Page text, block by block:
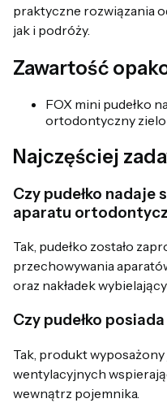
praktyczne rozwiązania
jak i podróży.
Zawartość
FOX mini pudełko
ortodontyczny
Najczęściej
Czy pudełko nadaje
aparatu
Tak, pudełko zostało
przechowywania
oraz nakładek
Czy pudełko
Tak, produkt
wentylacyjnych
wewnątrz pojemnika.